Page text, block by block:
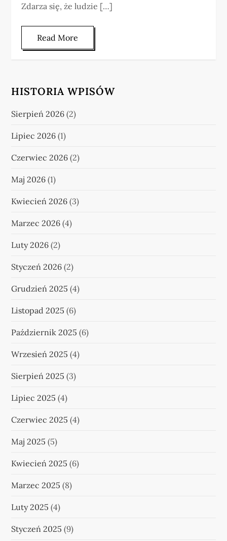
Zdarza się, że ludzie […]
Read More
HISTORIA WPISÓW
Sierpień 2026 (2)
Lipiec 2026 (1)
Czerwiec 2026 (2)
Maj 2026 (1)
Kwiecień 2026 (3)
Marzec 2026 (4)
Luty 2026 (2)
Styczeń 2026 (2)
Grudzień 2025 (4)
Listopad 2025 (6)
Październik 2025 (6)
Wrzesień 2025 (4)
Sierpień 2025 (3)
Lipiec 2025 (4)
Czerwiec 2025 (4)
Maj 2025 (5)
Kwiecień 2025 (6)
Marzec 2025 (8)
Luty 2025 (4)
Styczeń 2025 (9)